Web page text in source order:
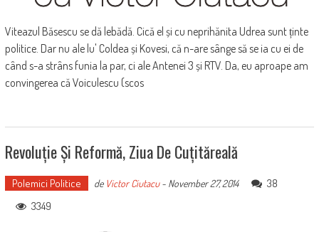
Viteazul Băsescu se dă lebădă. Cică el și cu neprihănita Udrea sunt ținte
politice. Dar nu ale lu' Coldea și Kovesi, că n-are sânge să se ia cu ei de
când s-a strâns funia la par, ci ale Antenei 3 și RTV. Da, eu aproape am
convingerea că Voiculescu (scos
Revoluție Și Reformă, Ziua De Cuțităreală
Polemici Politice de Victor Ciutacu- November 27, 2014
38
3349